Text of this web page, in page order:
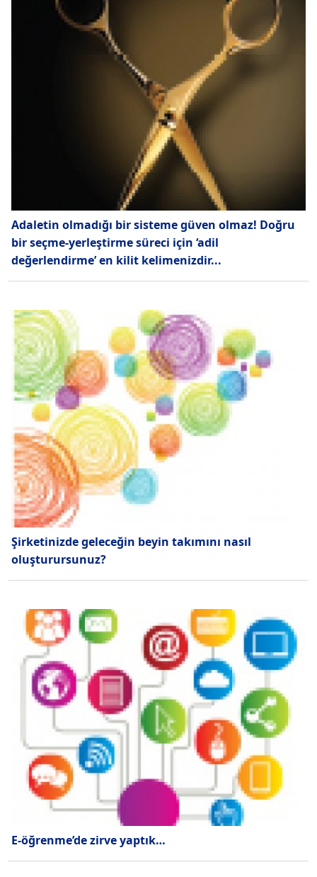
Adaletin olmadığı bir sisteme güven olmaz! Doğru
bir seçme-yerleştirme süreci için ‘adil
değerlendirme’ en kilit kelimenizdir...
Şirketinizde geleceğin beyin takımını nasıl
oluşturursunuz?
E-öğrenme’de zirve yaptık…